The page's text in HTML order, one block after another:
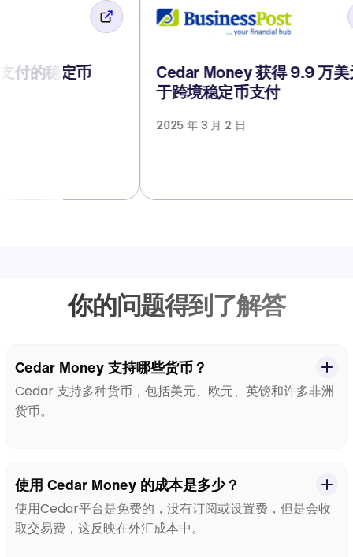
的稳定币
Cedar Money 获得 9.9 万美
于跨境稳定币支付
2025 年 3 月 2 日
你的问题得到了解答
Cedar Money 支持哪些货币？
Cedar 支持多种货币，包括美元、欧元、英镑和许多非洲
货币。
使用 Cedar Money 的成本是多少？
使用Cedar平台是免费的，没有订阅或设置费，但是会收
取交易费，这反映在外汇成本中。